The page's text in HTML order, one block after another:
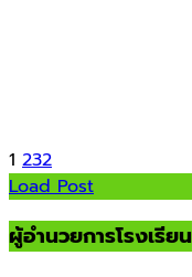
1 232
Load Post
ผู้อำนวยการโรงเรียน